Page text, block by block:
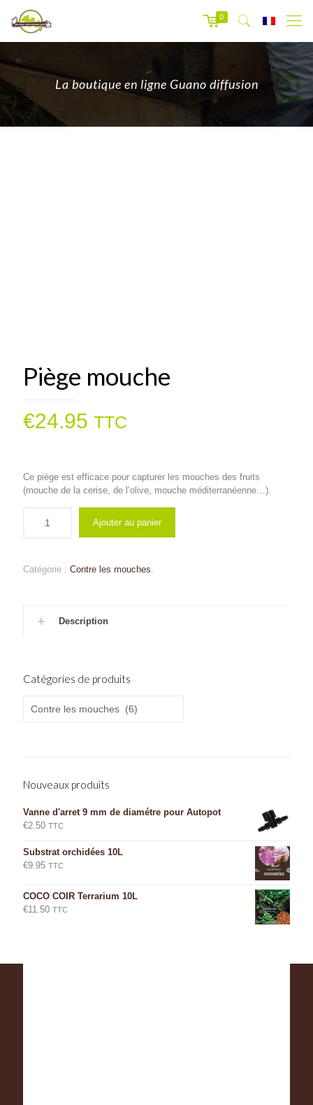
0
La boutique en ligne Guano diffusion
Piège mouche
€24.95 TTC
Ce piège est efficace pour capturer les mouches des fruits
(mouche de la cerise, de l’olive, mouche méditerranéenne…).
Ajouter au panier
Catégorie : Contre les mouches
Description
Catégories de produits
Nouveaux produits
Vanne d'arret 9 mm de diamétre pour Autopot
€2.50 TTC
Substrat orchidées 10L
€9.95 TTC
COCO COIR Terrarium 10L
€11.50 TTC